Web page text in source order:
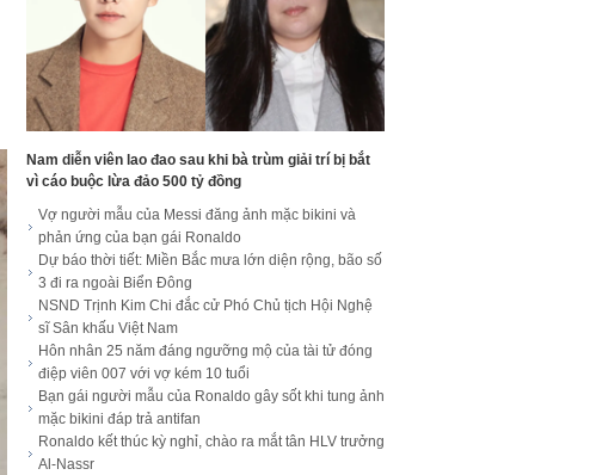
Nam diễn viên lao đao sau khi bà trùm giải trí bị bắt
vì cáo buộc lừa đảo 500 tỷ đồng
Vợ người mẫu của Messi đăng ảnh mặc bikini và
phản ứng của bạn gái Ronaldo
Dự báo thời tiết: Miền Bắc mưa lớn diện rộng, bão số
3 đi ra ngoài Biển Đông
NSND Trịnh Kim Chi đắc cử Phó Chủ tịch Hội Nghệ
sĩ Sân khấu Việt Nam
Hôn nhân 25 năm đáng ngưỡng mộ của tài tử đóng
điệp viên 007 với vợ kém 10 tuổi
Bạn gái người mẫu của Ronaldo gây sốt khi tung ảnh
mặc bikini đáp trả antifan
Ronaldo kết thúc kỳ nghỉ, chào ra mắt tân HLV trưởng
Al-Nassr